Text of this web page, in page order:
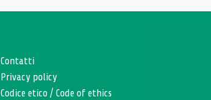
Contatti
Privacy policy
Codice etico /Code of ethics